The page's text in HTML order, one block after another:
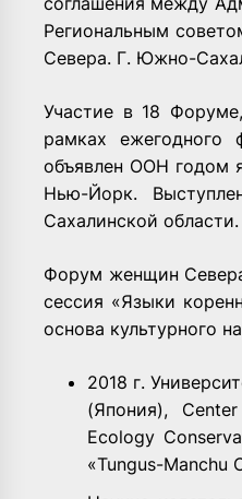
Региональным
Севера. Г. Южно-­
Участие в 18
рамках
объявлен ООН годом
Нью-Йорк.
Сахалинской области.
Форум женщин
сессия «Языки
основа культурного
2018 г.
(Япония),
Ecology
«Tungus-Manchu